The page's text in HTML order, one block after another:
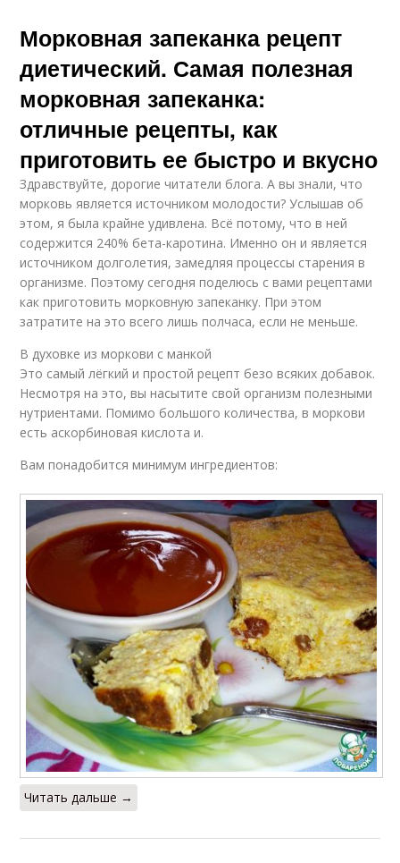
Морковная запеканка рецепт
диетический. Самая полезная
морковная запеканка:
отличные рецепты, как
приготовить ее быстро и вкусно
Здравствуйте, дорогие читатели блога. А вы знали, что
морковь является источником молодости? Услышав об
этом, я была крайне удивлена. Всё потому, что в ней
содержится 240% бета-каротина. Именно он и является
источником долголетия, замедляя процессы старения в
организме. Поэтому сегодня поделюсь с вами рецептами
как приготовить морковную запеканку. При этом
затратите на это всего лишь полчаса, если не меньше.
В духовке из моркови с манкой
Это самый лёгкий и простой рецепт безо всяких добавок.
Несмотря на это, вы насытите свой организм полезными
нутриентами. Помимо большого количества, в моркови
есть аскорбиновая кислота и.
Вам понадобится минимум ингредиентов:
Читать дальше →